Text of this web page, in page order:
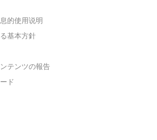
的使用说明
基本方針
テンツの報告
ド